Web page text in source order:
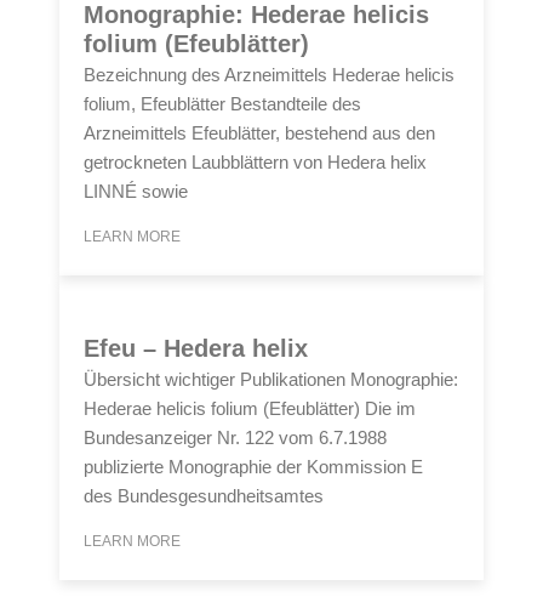
Monographie: Hederae helicis
folium (Efeublätter)
Bezeichnung des Arzneimittels Hederae helicis
folium, Efeublätter Bestandteile des
Arzneimittels Efeublätter, bestehend aus den
getrockneten Laubblättern von Hedera helix
LINNÉ sowie
LEARN MORE
Efeu – Hedera helix
Übersicht wichtiger Publikationen Monographie:
Hederae helicis folium (Efeublätter) Die im
Bundesanzeiger Nr. 122 vom 6.7.1988
publizierte Monographie der Kommission E
des Bundesgesundheitsamtes
LEARN MORE